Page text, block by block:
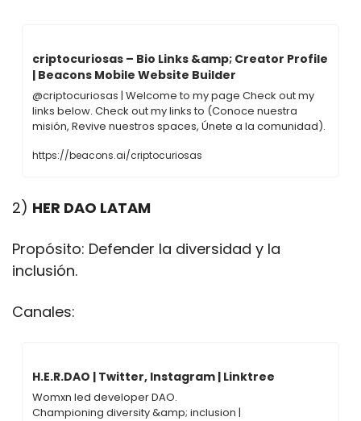
criptocuriosas – Bio Links &amp; Creator Profile
| Beacons Mobile Website Builder
@criptocuriosas | Welcome to my page Check out my
links below. Check out my links to (Conoce nuestra
misión, Revive nuestros spaces, Únete a la comunidad).
https://beacons.ai/criptocuriosas
2) HER DAO LATAM
Propósito: Defender la diversidad y la
inclusión.
Canales:
H.E.R.DAO | Twitter, Instagram | Linktree
Womxn led developer DAO.
Championing diversity &amp; inclusion |